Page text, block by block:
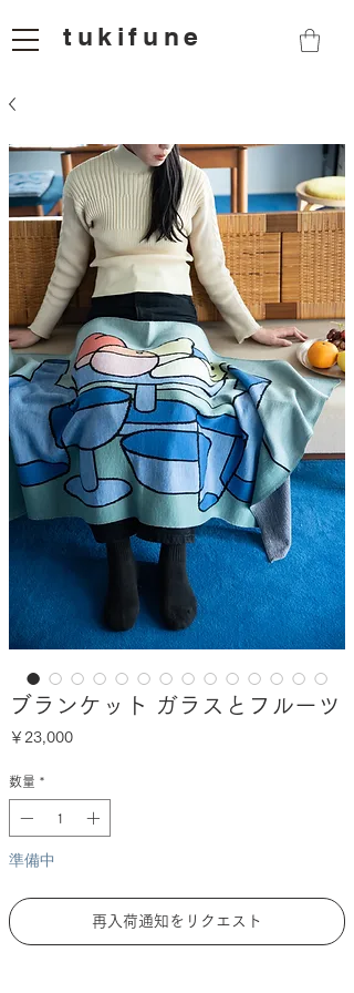
tukifune
ブランケット ガラスとフルーツ
￥23,000価
数量 *
準備中
再入荷通知をリクエスト